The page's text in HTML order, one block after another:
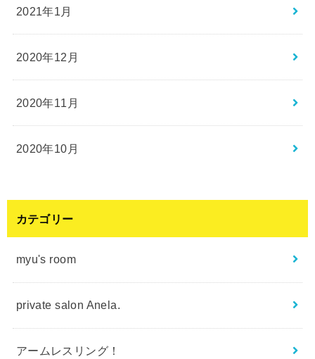
2021年1月
2020年12月
2020年11月
2020年10月
カテゴリー
myu's room
private salon Anela.
アームレスリング！